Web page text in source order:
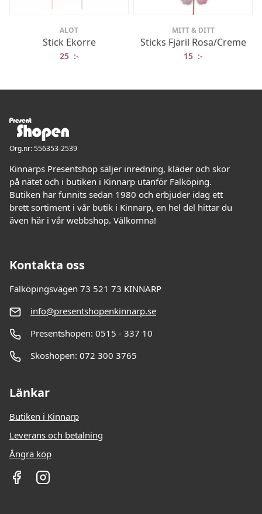
ALOT
Stick Ekorre
25 :-
MITT & DITT
Sticks Fjäril Rosa/Creme
15 :-
Org.nr: 556353-2539
Kinnarps Presentshop säljer inredning, kläder och skor
på nätet och i butiken i Kinnarp utanför Falköping.
Butiken har funnits sedan 1980 och erbjuder idag ett
brett sortiment i vår butik i Kinnarp, en hel del hittar du
även här i vår webbshop. Välkomna!
Kontakta oss
Falköpingsvägen 73 521 73 KINNARP
info@presentshopenkinnarp.se
Presentshopen: 0515 - 337 10
Skoshopen: 072 300 3765
Länkar
Butiken i Kinnarp
Leverans och betalning
Ångra köp